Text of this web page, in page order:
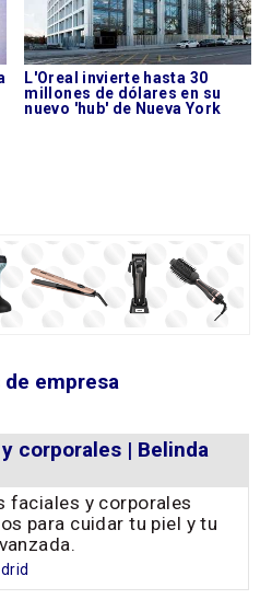
L'Oreal invierte hasta 30
millones de dólares en su
nuevo 'hub' de Nueva York
empresa
corporales | Belinda
faciales y corporales
para cuidar tu piel y tu